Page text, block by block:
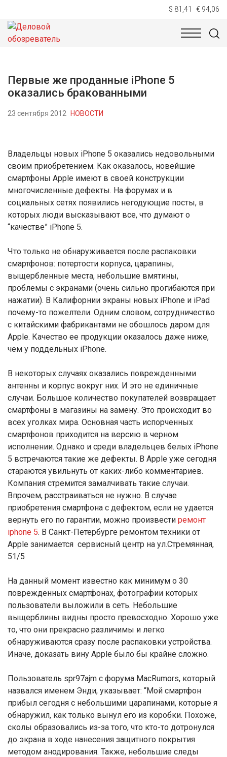
$ 81,41 € 94,06
НОВОСТИ
Первые же проданные iPhone 5
оказались бракованными
23 сентября 2012 НОВОСТИ
Владельцы новых iPhone 5 оказались недовольными
своим приобретением. Как оказалось, новейшие
смартфоны Apple имеют в своей конструкции
многочисленные дефекты. На форумах и в
социальных сетях появились негодующие посты, в
которых люди высказывают все, что думают о
“качестве” iPhone 5.
Что только не обнаруживается после распаковки
смартфонов: потертости корпуса, царапины,
выщербленные места, небольшие вмятины,
проблемы с экранами (очень сильно прогибаются при
нажатии). В Калифорнии экраны новых iPhone и iPad
почему-то пожелтели. Одним словом, сотрудничество
с китайскими фабрикантами не обошлось даром для
Apple. Качество ее продукции оказалось даже ниже,
чем у поддельных iPhone.
В некоторых случаях оказались поврежденными
антенны и корпус вокруг них. И это не единичные
случаи. Большое количество покупателей возвращает
смартфоны в магазины на замену. Это происходит во
всех уголках мира. Основная часть испорченных
смартфонов приходится на версию в черном
исполнении. Однако и среди владельцев белых iPhone
5 встречаются такие же дефекты. В Apple уже сегодня
стараются увильнуть от каких-либо комментариев.
Компания стремится замалчивать такие случаи.
Впрочем, расстраиваться не нужно. В случае
приобретения смартфона с дефектом, если не удается
вернуть его по гарантии, можно произвести ремонт
iphone 5. В Санкт-Петербурге ремонтом техники от
Apple занимается сервисный центр на ул.Стремянная,
51/5
На данный момент известно как минимум о 30
поврежденных смартфонах, фотографии которых
пользователи выложили в сеть. Небольшие
выщерблины видны просто превосходно. Хорошо уже
то, что они прекрасно различимы и легко
обнаруживаются сразу после распаковки устройства.
Иначе, доказать вину Apple было бы крайне сложно.
Пользователь spr97ajm с форума MacRumors, который
назвался именем Энди, указывает: “Мой смартфон
прибыл сегодня с небольшими царапинами, которые я
обнаружил, как только вынул его из коробки. Похоже,
сколы образовались из-за того, что кто-то дотронулся
до экрана в ходе нанесения защитного покрытия
методом анодирования. Также, небольшие следы